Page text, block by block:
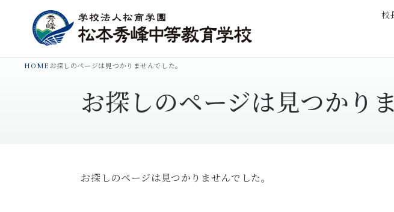
校
HOMEお探しのページは見つかりませんでした。
お探しのページは見つかり
お探しのページは見つかりませんでした。